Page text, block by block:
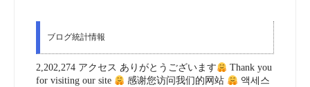
ブログ統計情報
2,202,274 アクセス ありがとうございます
Thank you
for visiting our site
感谢您访问我们的网站
액세스